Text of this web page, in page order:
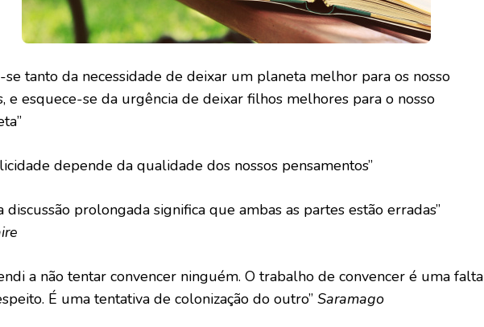
se tanto da necessidade de deixar um planeta melhor para os nosso
e esquece-se da urgência de deixar filhos melhores para o nosso
depende da qualidade dos nossos pensamentos”
discussão prolongada significa que ambas as partes estão erradas”
a não tentar convencer ninguém. O trabalho de convencer é uma falta
É uma tentativa de colonização do outro” Saramago